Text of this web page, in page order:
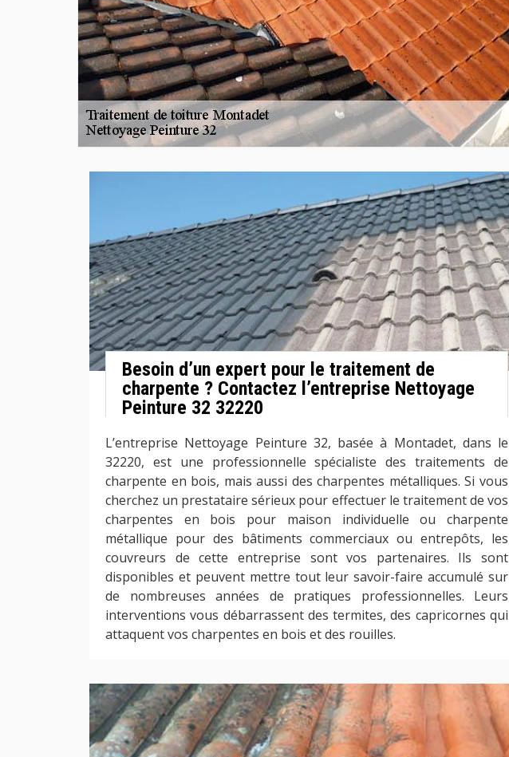
Besoin d’un expert pour le traitement de
charpente ? Contactez l’entreprise Nettoyage
Peinture 32 32220
L’entreprise Nettoyage Peinture 32, basée à Montadet, dans le
32220, est une professionnelle spécialiste des traitements de
charpente en bois, mais aussi des charpentes métalliques. Si vous
cherchez un prestataire sérieux pour effectuer le traitement de vos
charpentes en bois pour maison individuelle ou charpente
métallique pour des bâtiments commerciaux ou entrepôts, les
couvreurs de cette entreprise sont vos partenaires. Ils sont
disponibles et peuvent mettre tout leur savoir-faire accumulé sur
de nombreuses années de pratiques professionnelles. Leurs
interventions vous débarrassent des termites, des capricornes qui
attaquent vos charpentes en bois et des rouilles.